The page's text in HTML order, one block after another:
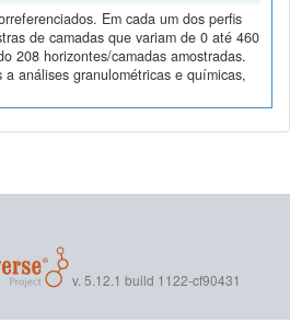
Em cada um dos perfis
de camadas que variam de 0 até 460
208 horizontes/camadas amostradas.
análises granulométricas e químicas,
v. 5.12.1 build 1122-cf90431